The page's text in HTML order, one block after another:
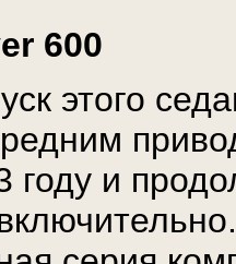
600
этого
году и